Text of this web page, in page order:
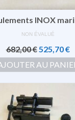
INOX
NON ÉVALUÉ
682,00€ Le
prix
initial
525,70€Le
AU